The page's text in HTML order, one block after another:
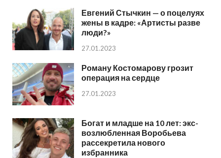
Евгений Стычкин — о поцелуях
жены в кадре: «Артисты разве
люди?»
27.01.2023
Роману Костомарову грозит
операция на сердце
27.01.2023
Богат и младше на 10 лет: экс-
возлюбленная Воробьева
рассекретила нового
избранника